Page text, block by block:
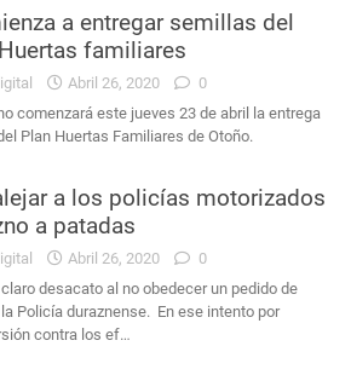
a entregar semillas del
familiares
Abril 26, 2020
0
comenzará este jueves 23 de abril la entrega
Plan Huertas Familiares de Otoño.
a los policías motorizados
a patadas
Abril 26, 2020
0
desacato al no obedecer un pedido de
Policía duraznense. En ese intento por
contra los ef…